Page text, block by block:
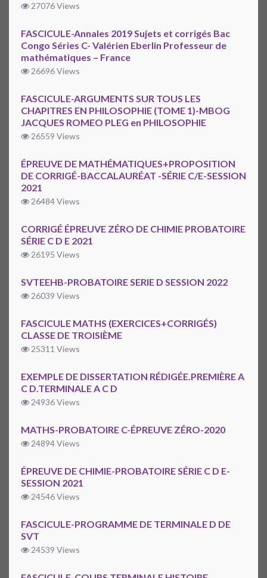
27076 Views
FASCICULE-Annales 2019 Sujets et corrigés Bac
Congo Séries C- Valérien Eberlin Professeur de
mathématiques – France
26696 Views
FASCICULE-ARGUMENTS SUR TOUS LES
CHAPITRES EN PHILOSOPHIE (TOME 1)-MBOG
JACQUES ROMEO PLEG en PHILOSOPHIE
26559 Views
ÉPREUVE DE MATHÉMATIQUES+PROPOSITION
DE CORRIGÉ-BACCALAURÉAT -SÉRIE C/E-SESSION
2021
26484 Views
CORRIGÉ ÉPREUVE ZÉRO DE CHIMIE PROBATOIRE
SÉRIE C D E 2021
26195 Views
SVTEEHB-PROBATOIRE SERIE D SESSION 2022
26039 Views
FASCICULE MATHS (EXERCICES+CORRIGÉS)
CLASSE DE TROISIÈME
25311 Views
EXEMPLE DE DISSERTATION RÉDIGÉE.PREMIÈRE A
C D.TERMINALE A C D
24936 Views
MATHS-PROBATOIRE C-ÉPREUVE ZÉRO-2020
24894 Views
ÉPREUVE DE CHIMIE-PROBATOIRE SÉRIE C D E-
SESSION 2021
24546 Views
FASCICULE-PROGRAMME DE TERMINALE D DE
SVT
24539 Views